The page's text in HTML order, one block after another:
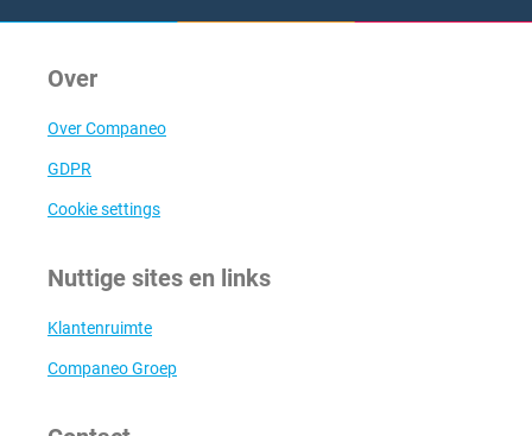
Over
Over Companeo
GDPR
Cookie settings
Nuttige sites en links
Klantenruimte
Companeo Groep